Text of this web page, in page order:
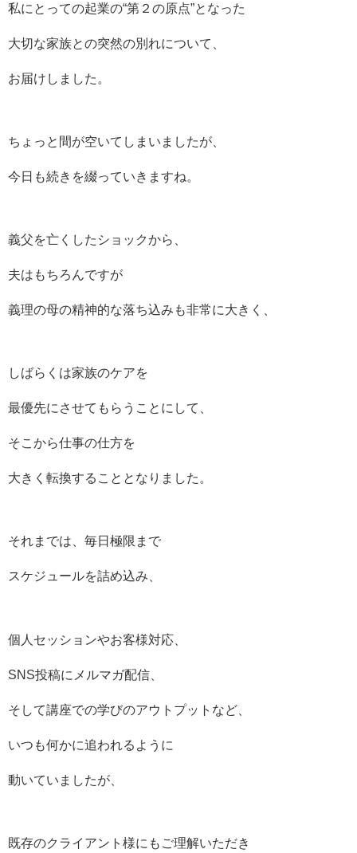
私にとっての起業の“第２の原点”となった
大切な家族との突然の別れについて、
お届けしました。
ちょっと間が空いてしまいましたが、
今日も続きを綴っていきますね。
義父を亡くしたショックから、
夫はもちろんですが
義理の母の精神的な落ち込みも非常に大きく、
しばらくは家族のケアを
最優先にさせてもらうことにして、
そこから仕事の仕方を
大きく転換することとなりました。
それまでは、毎日極限まで
スケジュールを詰め込み、
個人セッションやお客様対応、
SNS投稿にメルマガ配信、
そして講座での学びのアウトプットなど、
いつも何かに追われるように
動いていましたが、
既存のクライアント様にもご理解いただき